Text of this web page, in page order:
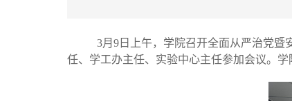
3月9日 上午，学院召开全面从严治党暨
任、学工办主任、实验中心主任参加会议。 学